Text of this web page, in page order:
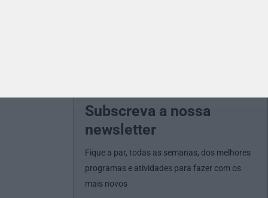
Subscreva a nossa
newsletter
Fique a par, todas as semanas, dos melhores
programas e atividades para fazer com os
mais novos